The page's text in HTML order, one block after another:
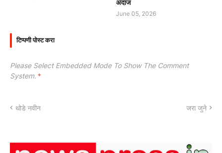
अंदाज
June 05, 2026
टिप्पणी पोस्ट करा
Please Select Embedded Mode To Show The Comment
System. *
थोडे नवीन जरा जुने